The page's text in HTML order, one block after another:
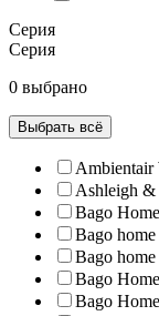
Серия
Серия
0 выбрано
Выбрать всё
Ambientair
Ashleigh
Bago
Bago
Bago
Bago
Bago